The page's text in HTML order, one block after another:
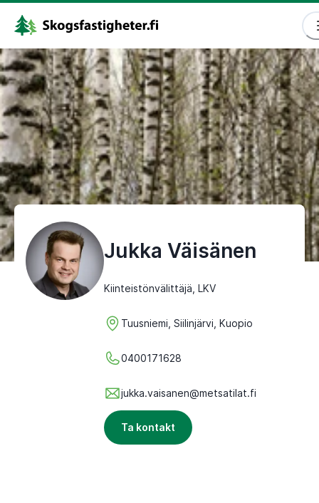
Jukka Väisänen
Kiinteistönvälittäjä, LKV
Tuusniemi, Siilinjärvi, Kuopio
0400171628
jukka.vaisanen@metsatilat.fi
Ta kontakt